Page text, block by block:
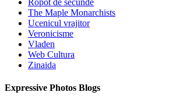
The Maple Monarchists
Ucenicul vrajitor
Veronicisme
Vladen
Web Cultura
Zinaida
Expressive Photos Blogs